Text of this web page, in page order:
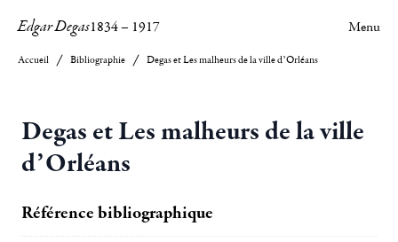
Edgar Degas1834– 1917 Menu
Accueil Bibliographie Degas et Les malheurs de la ville d’Orléans
Degas et Les malheurs de la ville
d’Orléans
Référence bibliographique